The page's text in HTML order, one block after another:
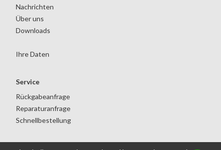
Nachrichten
Über uns
Downloads
Ihre Daten
Service
Rückgabeanfrage
Reparaturanfrage
Schnellbestellung